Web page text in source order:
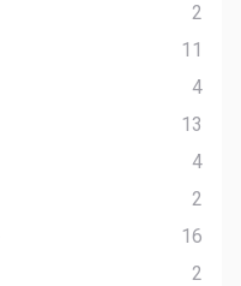
2
11
4
13
4
2
16
2